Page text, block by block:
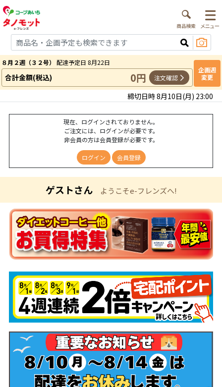
８月２週（３２号） 配達予定日 8月22日
合計金額(税込) 0円 注文確認
企画週
変更
締切日時 8月10日(月) 23:00
現在、ログインされておりません。
ご注文には、ログインが必要です。
非会員の方は会員登録が必要です。
ログイン 会員登録
ゲストさんようこそe-フレンズへ!